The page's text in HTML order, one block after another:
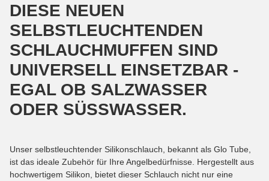
DIESE NEUEN
SELBSTLEUCHTENDEN
SCHLAUCHMUFFEN SIND
UNIVERSELL EINSETZBAR -
EGAL OB SALZWASSER
ODER SÜSSWASSER.
Unser selbstleuchtender Silikonschlauch, bekannt als Glo Tube,
ist das ideale Zubehör für Ihre Angelbedürfnisse. Hergestellt aus
hochwertigem Silikon, bietet dieser Schlauch nicht nur eine